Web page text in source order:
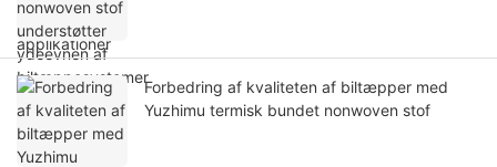
Forbedring af kvaliteten af ​​biltæpper med
Yuzhimu termisk bundet nonwoven stof